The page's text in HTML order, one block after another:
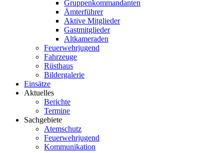
Gruppenkommandanten
Ämterführer
Aktive Mitglieder
Gastmitglieder
Altkameraden
Feuerwehrjugend
Fahrzeuge
Rüsthaus
Bildergalerie
Einsätze
Aktuelles
Berichte
Termine
Sachgebiete
Atemschutz
Feuerwehrjugend
Kommunikation